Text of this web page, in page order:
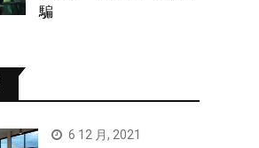
騙
6 12 月, 2021